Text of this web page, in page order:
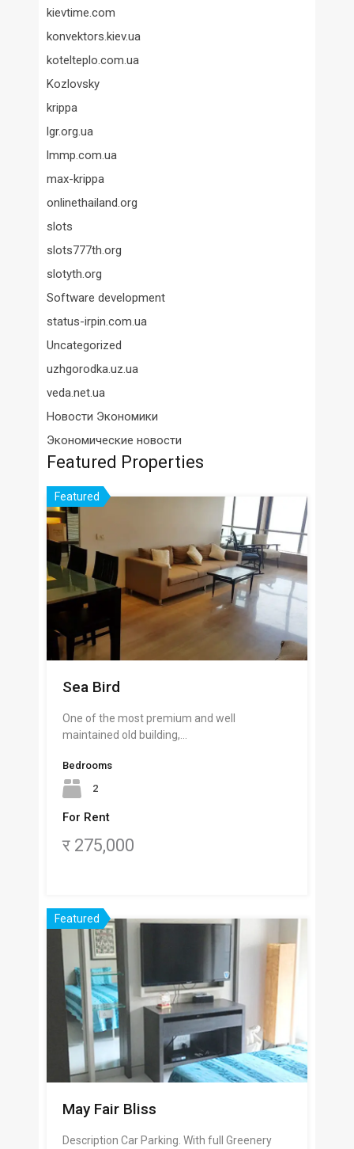
kievtime.com
konvektors.kiev.ua
kotelteplo.com.ua
Kozlovsky
krippa
lgr.org.ua
lmmp.com.ua
max-krippa
onlinethailand.org
slots
slots777th.org
slotyth.org
Software development
status-irpin.com.ua
Uncategorized
uzhgorodka.uz.ua
veda.net.ua
Новости Экономики
Экономические новости
Featured Properties
Featured
Sea Bird
One of the most premium and well
maintained old building,…
Bedrooms
2
For Rent
र 275,000
Featured
May Fair Bliss
Description Car Parking. With full Greenery